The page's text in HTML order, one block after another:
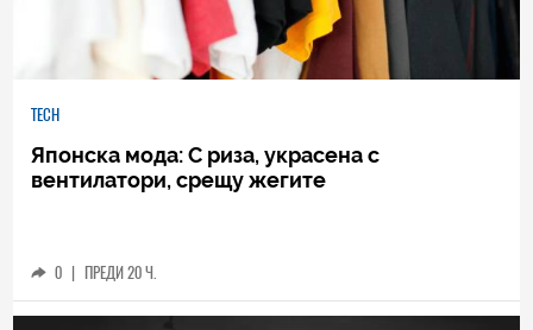
TECH
Японска мода: С риза, украсена с
вентилатори, срещу жегите
0 | ПРЕДИ 20 Ч.